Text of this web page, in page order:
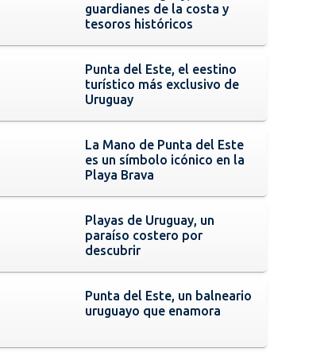
guardianes de la costa y
tesoros históricos
Punta del Este, el eestino
turístico más exclusivo de
Uruguay
La Mano de Punta del Este
es un símbolo icónico en la
Playa Brava
Playas de Uruguay, un
paraíso costero por
descubrir
Punta del Este, un balneario
uruguayo que enamora